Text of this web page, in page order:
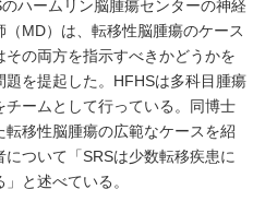
ハームリン脳腫瘍センターの神経
MD）は、転移性脳腫瘍のケース
の両方を指示すべきかどうかを
題を提起した。HFHSは多科目腫瘍
ームとして行っている。同博士
移性脳腫瘍の広範なケースを紹
ついて「SRSは少数転移疾患に
と述べている。